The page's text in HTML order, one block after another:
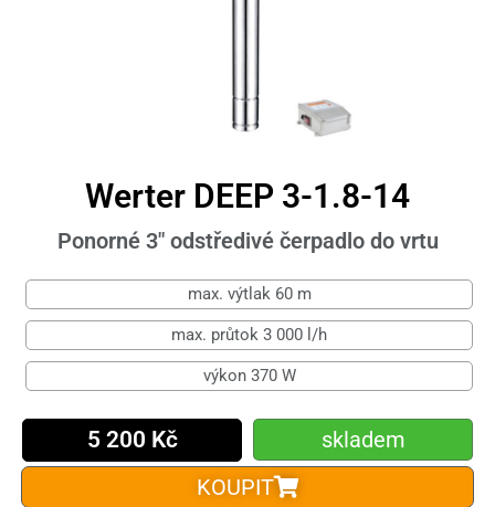
Werter DEEP 3-1.8-14
Ponorné 3" odstředivé čerpadlo do vrtu
max. výtlak 60 m
max. průtok 3 000 l/h
výkon 370 W
5 200 Kč
skladem
KOUPIT